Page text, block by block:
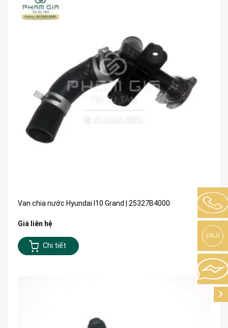
Van chia nước Hyundai I10 Grand | 25327B4000
Giá liên hệ
Chi tiết
ZALO